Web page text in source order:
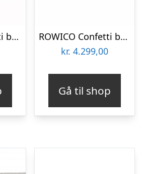
ROWICO Confetti bænk – hvidpigmenteret eg/sort stofhynde, m. 3 skuffer
ROWICO Confetti bænk – olieret eg/sort stofhynde, m. 3 skuffer
kr. 4.299,00
Gå til shop